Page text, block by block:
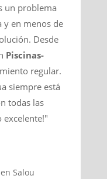
un problema
y en menos de
Desde
Piscinas-
regular.
siempre está
todas las
excelente!"
Salou